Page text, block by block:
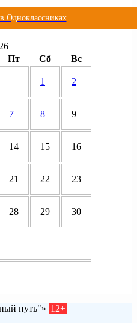
Одноклассниках
Пт Сб Вс
1 2
7 8 9
14 15 16
21 22 23
28 29 30
путь"» 12+